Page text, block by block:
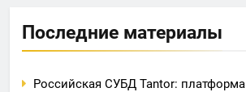
Последние материалы
Российская СУБД Tantor: